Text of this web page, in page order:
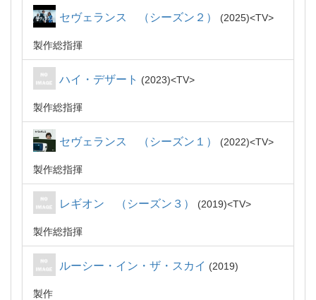
セヴェランス （シーズン２） 2025 TV
製作総指揮
ハイ・デザート 2023 TV
製作総指揮
セヴェランス （シーズン１） 2022 TV
製作総指揮
レギオン （シーズン３） 2019 TV
製作総指揮
ルーシー・イン・ザ・スカイ 2019
製作